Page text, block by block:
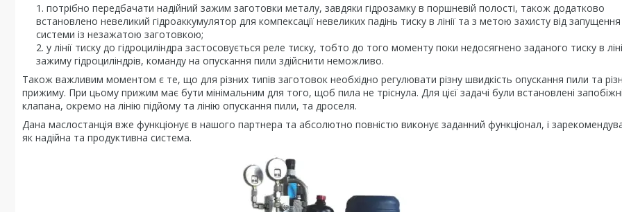
потрібно передбачати надійний зажим заготовки металу, завдяки гідрозамку в поршневій полості, також додатково
встановлено невеликий гідроаккумулятор для компексації невеликих падінь тиску в лінії та з метою захисту від запущення
системи із незажатою заготовкою;
у лінії тиску до гідроциліндра застосовується реле тиску, тобто до того моменту поки недосягнено заданого тиску в
зажиму гідроциліндрів, команду на опускання пили здійснити неможливо.
Також важливим моментом є те, що для різних типів заготовок необхідно регулювати різну швидкість опускання пили та
прижиму. При цьому прижим має бути мінімальним для того, щоб пила не тріснула. Для цієї задачі були встановлені запобіжні
клапана, окремо на лінію підйому та лінію опускання пили, та дроселя.
Дана маслостанція вже функціонує в нашого партнера та абсолютно повністю виконує заданний функціонал, і
як надійна та продуктивна система.